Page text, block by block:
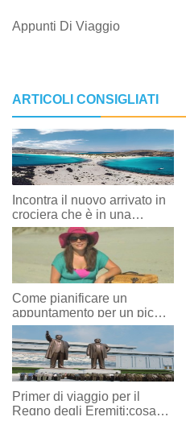
Appunti Di Viaggio
ARTICOLI CONSIGLIATI
Incontra il nuovo arrivato in
crociera che è in una
categoria di uno
Come pianificare un
appuntamento per un picnic
e preparare il picnic
perfetto?
Primer di viaggio per il
Regno degli Eremiti:cosa